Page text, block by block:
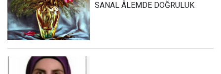
SANAL ÂLEMDE DOĞRULUK